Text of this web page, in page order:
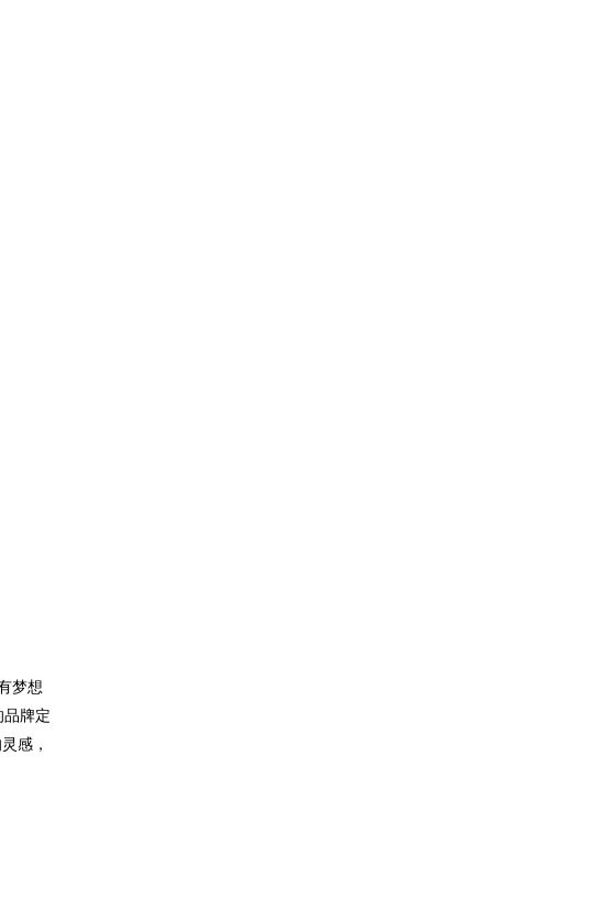
梦想
品牌定
感，